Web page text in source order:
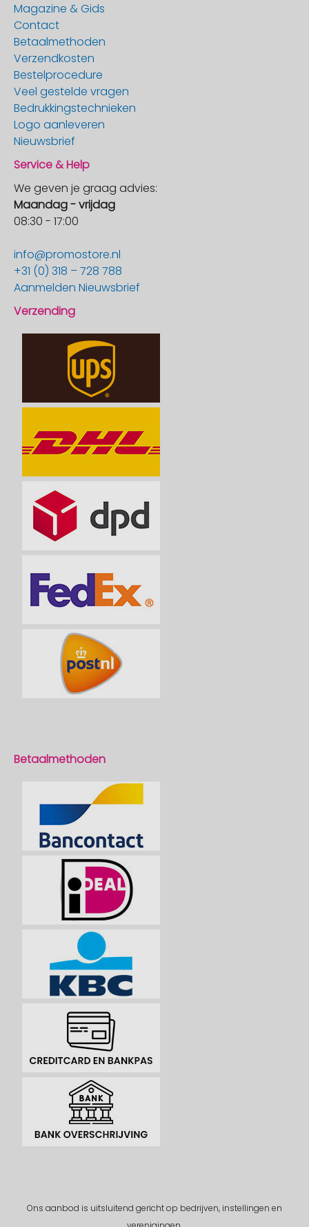
Magazine & Gids
Contact
Betaalmethoden
Verzendkosten
Bestelprocedure
Veel gestelde vragen
Bedrukkingstechnieken
Logo aanleveren
Nieuwsbrief
Service & Help
We geven je graag advies:
Maandag - vrijdag
08:30 - 17:00
info@promostore.nl
+31 (0) 318 – 728 788
Aanmelden Nieuwsbrief
Verzending
Betaalmethoden
Ons aanbod is uitsluitend gericht op bedrijven, instellingen en